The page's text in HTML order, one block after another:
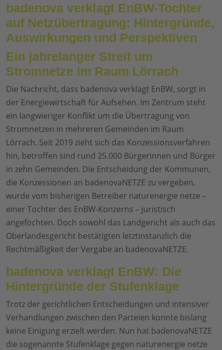
badenova verklagt EnBW-Tochter
auf Netzübertragung: Hintergründe,
Auswirkungen und Perspektiven
Ein jahrelanger Streit um
Stromnetze im Raum Lörrach
Die Nachricht, dass badenova verklagt EnBW, sorgt in
der Energiewirtschaft für Aufsehen. Im Zentrum steht
ein langwieriger Konflikt um die Übertragung von
Stromnetzen in mehreren Gemeinden im Raum
Lörrach. Seit 2019 zieht sich das Konzessionsverfahren
hin, betroffen sind rund 25.000 Bürgerinnen und Bürger
in zehn Gemeinden. Die Entscheidung der Kommunen,
die Konzessionen an badenovaNETZE zu vergeben,
wurde vom bisherigen Betreiber naturenergie netze –
einer Tochter des EnBW-Konzerns – juristisch
angefochten. Doch sowohl das Landgericht als auch das
Oberlandesgericht bestätigten letztinstanzlich die
Rechtmäßigkeit der Vergabe an badenovaNETZE.
badenova verklagt EnBW: Die
Hintergründe der Stufenklage
Trotz der gerichtlichen Entscheidungen und intensiver
Verhandlungen zwischen den Parteien konnte bislang
keine Einigung erzielt werden. Nun hat badenovaNETZE
die sogenannte Stufenklage gegen naturenergie netze